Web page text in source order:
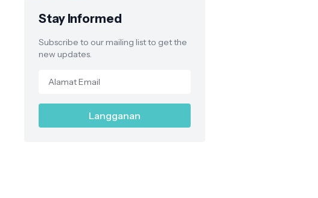
Stay Informed
Subscribe to our mailing list to get the
new updates.